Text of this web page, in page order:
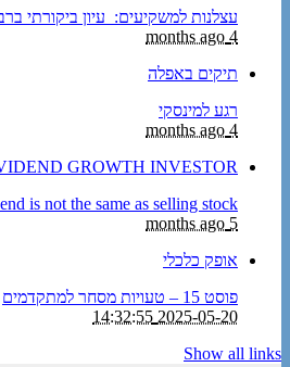
עצלנות למשקיעים: עיון ביקורתי
4 months ago
תיקים באפלה
רגע למינסקי
4 months ago
GROWTH INVESTOR
is not the same as selling stock
5 months ago
אופק כלכלי
פוסט 15 – טעויות מסחר למתקדמים
2025-05-20 14:32:55
Show all links